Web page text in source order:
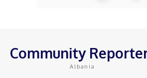
Community
Albania